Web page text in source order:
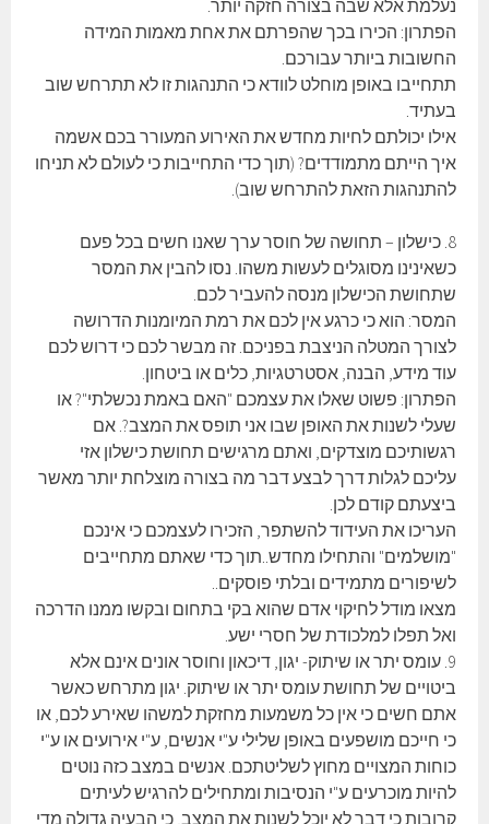
נעלמת אלא שבה בצורה חזקה יותר.
הפתרון: הכירו בכך שהפרתם את אחת מאמות המידה
החשובות ביותר עבורכם.
תתחייבו באופן מוחלט לוודא כי התנהגות זו לא תתרחש שוב
בעתיד.
אילו יכולתם לחיות מחדש את האירוע המעורר בכם אשמה
איך הייתם מתמודדים? (תוך כדי התחייבות כי לעולם לא תניחו
להתנהגות הזאת להתרחש שוב).
8. כישלון – תחושה של חוסר ערך שאנו חשים בכל פעם
כשאינינו מסוגלים לעשות משהו. נסו להבין את המסר
שתחושת הכישלון מנסה להעביר לכם.
המסר: הוא כי כרגע אין לכם את רמת המיומנות הדרושה
לצורך המטלה הניצבת בפניכם. זה מבשר לכם כי דרוש לכם
עוד מידע, הבנה, אסטרטגיות, כלים או ביטחון.
הפתרון: פשוט שאלו את עצמכם "האם באמת נכשלתי"? או
שעלי לשנות את האופן שבו אני תופס את המצב?. אם
רגשותיכם מוצדקים, ואתם מרגישים תחושת כישלון אזי
עליכם לגלות דרך לבצע דבר מה בצורה מוצלחת יותר מאשר
ביצעתם קודם לכן.
העריכו את העידוד להשתפר, הזכירו לעצמכם כי אינכם
"מושלמים" והתחילו מחדש..תוך כדי שאתם מתחייבים
לשיפורים מתמידים ובלתי פוסקים..
מצאו מודל לחיקוי אדם שהוא בקי בתחום ובקשו ממנו הדרכה
ואל תפלו למלכודת של חסרי ישע.
9. עומס יתר או שיתוק- יגון, דיכאון וחוסר אונים אינם אלא
ביטויים של תחושת עומס יתר או שיתוק. יגון מתרחש כאשר
אתם חשים כי אין כל משמעות מחזקת למשהו שאירע לכם, או
כי חייכם מושפעים באופן שלילי ע"י אנשים, ע"י אירועים או ע"י
כוחות המצויים מחוץ לשליטתכם. אנשים במצב כזה נוטים
להיות מוכרעים ע"י הנסיבות ומתחילים להרגיש לעיתים
קרובות כי דבר לא יוכל לשנות את המצב, כי הבעיה גדולה מדי